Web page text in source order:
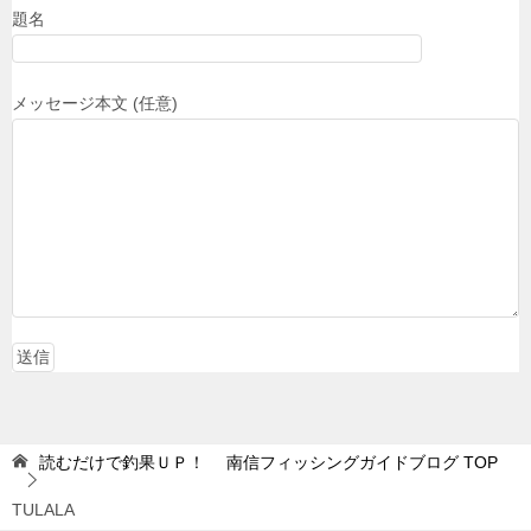
題名
メッセージ本文 (任意)
読むだけで釣果ＵＰ！ 南信フィッシングガイドブログ TOP
TULALA